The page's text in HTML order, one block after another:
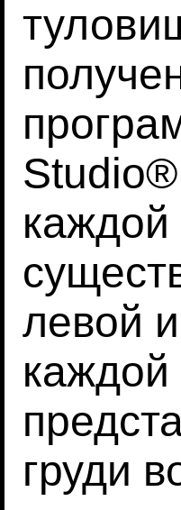
каждой
левой
каждой
груди